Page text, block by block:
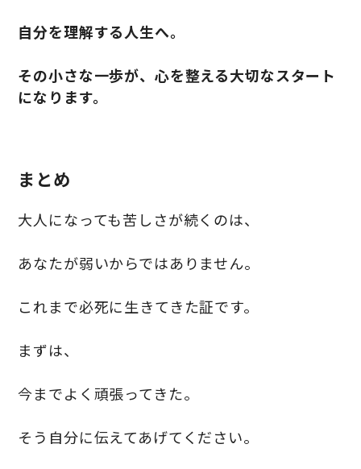
自分を理解する人生へ。
その小さな一歩が、心を整える大切なスタート
になります。
まとめ
大人になっても苦しさが続くのは、
あなたが弱いからではありません。
これまで必死に生きてきた証です。
まずは、
今までよく頑張ってきた。
そう自分に伝えてあげてください。